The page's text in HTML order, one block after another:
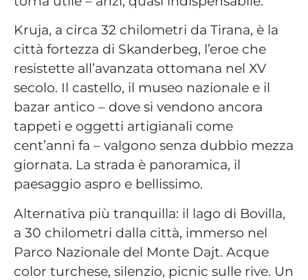
Kruja, a circa 32 chilometri da Tirana, è la
città fortezza di Skanderbeg, l’eroe che
resistette all’avanzata ottomana nel XV
secolo. Il castello, il museo nazionale e il
bazar antico – dove si vendono ancora
tappeti e oggetti artigianali come
cent’anni fa – valgono senza dubbio mezza
giornata. La strada è panoramica, il
paesaggio aspro e bellissimo.
Alternativa più tranquilla: il lago di Bovilla,
a 30 chilometri dalla città, immerso nel
Parco Nazionale del Monte Dajt. Acque
color turchese, silenzio, picnic sulle rive. Un